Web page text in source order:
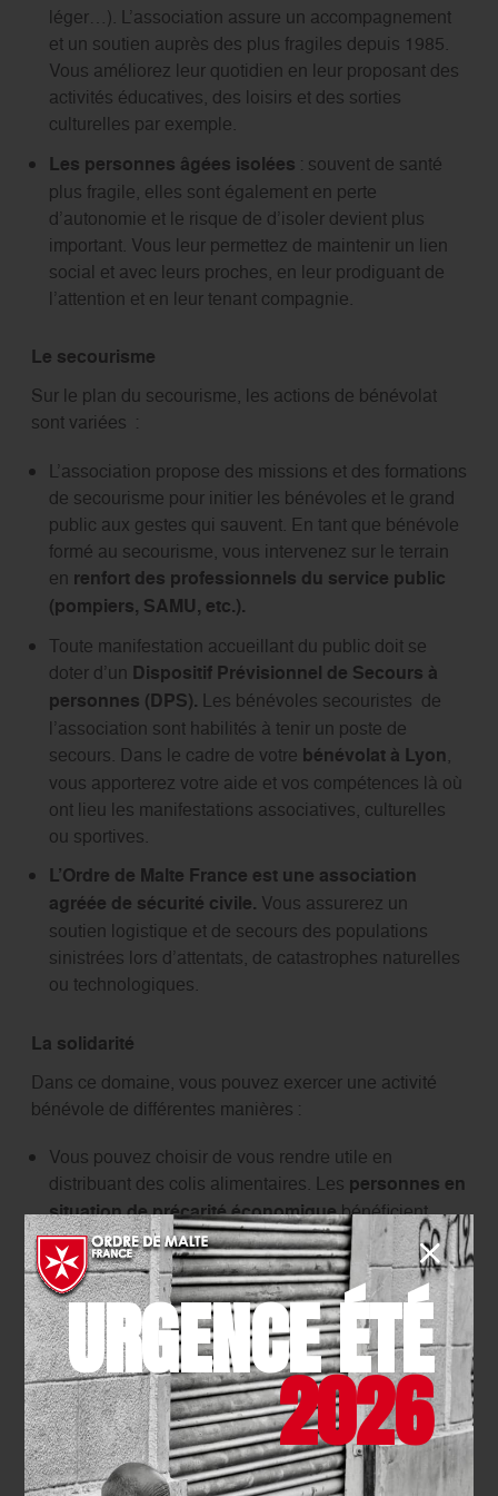
léger…). L’association assure un accompagnement
et un soutien auprès des plus fragiles depuis 1985.
Vous améliorez leur quotidien en leur proposant des
activités éducatives, des loisirs et des sorties
culturelles par exemple.
Les personnes âgées isolées : souvent de santé
plus fragile, elles sont également en perte
d’autonomie et le risque de d’isoler devient plus
important. Vous leur permettez de maintenir un lien
social et avec leurs proches, en leur prodiguant de
l’attention et en leur tenant compagnie.
Le secourisme
Sur le plan du secourisme, les actions de bénévolat
sont variées :
L’association propose des missions et des formations
de secourisme pour initier les bénévoles et le grand
public aux gestes qui sauvent. En tant que bénévole
formé au secourisme, vous intervenez sur le terrain
en renfort des professionnels du service public
(pompiers, SAMU, etc.).
Toute manifestation accueillant du public doit se
doter d’un Dispositif Prévisionnel de Secours à
personnes (DPS). Les bénévoles secouristes de
l’association sont habilités à tenir un poste de
secours. Dans le cadre de votre bénévolat à Lyon,
vous apporterez votre aide et vos compétences là où
ont lieu les manifestations associatives, culturelles
ou sportives.
L’Ordre de Malte France est une association
agréée de sécurité civile. Vous assurerez un
soutien logistique et de secours des populations
sinistrées lors d’attentats, de catastrophes naturelles
ou technologiques.
La solidarité
Dans ce domaine, vous pouvez exercer une activité
bénévole de différentes manières :
Vous pouvez choisir de vous rendre utile en
distribuant des colis alimentaires. Les personnes en
situation de précarité économiquebénéficient
ainsi d’uneaide alimentaireet disposent de produits
d’hygiène de première nécessité.
Accompagnez les bénévoles de l’association dans
les
maraudes sociales et médicales
qui sillonnent
les quartiers de Lyon. Allez à la rencontre des sans-
abri qui sont souvent éloignés du parcours de soin.
Vous leur apporterez, en fonction de leurs besoins,
une écoute, un café, une couverture…
Vous serez amené, en tant que bénévole de
URGENCE ÉTÉ
2026